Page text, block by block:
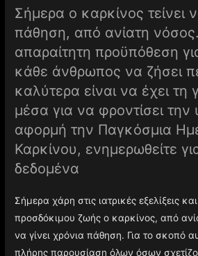
Σήμερα ο καρκίνος τείνει
πάθηση, από ανίατη
απαραίτητη προϋπόθεση
κάθε άνθρωπος να ζήσει
καλύτερα είναι να έχει τη
μέσα για να φροντίσει την
αφορμή την Παγκόσμια
Καρκίνου, ενημερωθείτε
δεδομένα
Σήμερα χάρη στις ιατρικές εξελίξεις
προσδόκιμου ζωής ο καρκίνος, από
να γίνει χρόνια πάθηση. Για το σκοπό
πλήρης παρουσίαση όλων όσων